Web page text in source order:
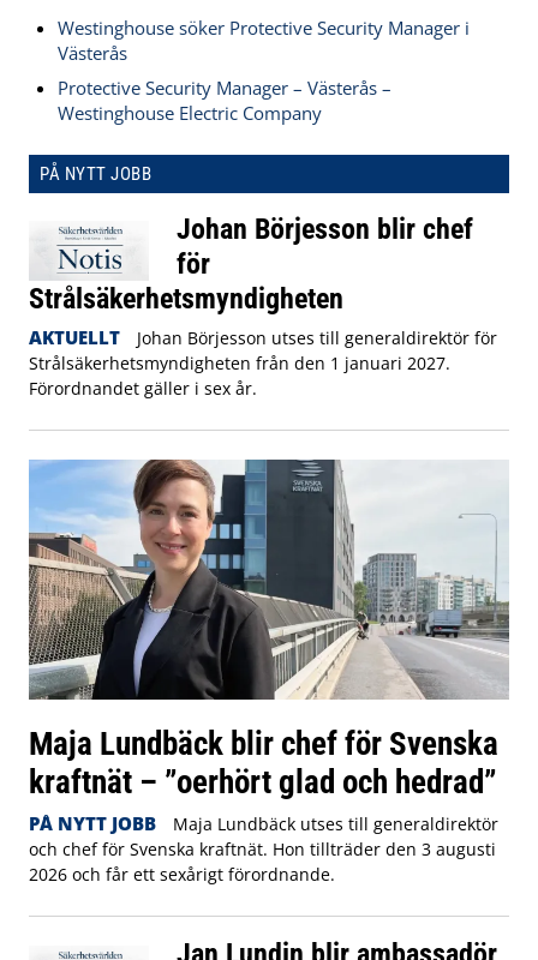
Westinghouse söker Protective Security Manager i
Västerås
Protective Security Manager – Västerås –
Westinghouse Electric Company
PÅ NYTT JOBB
Johan Börjesson blir chef
för
Strålsäkerhetsmyndigheten
AKTUELLT
Johan Börjesson utses till generaldirektör för
Strålsäkerhetsmyndigheten från den 1 januari 2027.
Förordnandet gäller i sex år.
Maja Lundbäck blir chef för Svenska
kraftnät – ”oerhört glad och hedrad”
PÅ NYTT JOBB
Maja Lundbäck utses till generaldirektör
och chef för Svenska kraftnät. Hon tillträder den 3 augusti
2026 och får ett sexårigt förordnande.